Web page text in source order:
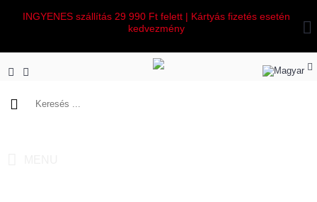
INGYENES szállítás 29 990 Ft felett | Kártyás fizetés esetén
kedvezmény